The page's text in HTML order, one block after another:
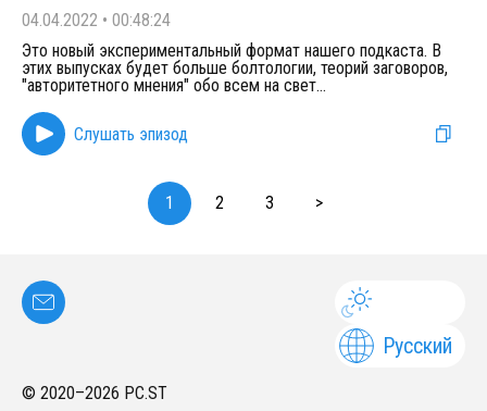
04.04.2022 • 00:48:24
Это новый экспериментальный формат нашего подкаста. В
этих выпусках будет больше болтологии, теорий заговоров,
"авторитетного мнения" обо всем на свет...
Слушать эпизод
1 2 3 >
Русский
© 2020–2026 PC.ST